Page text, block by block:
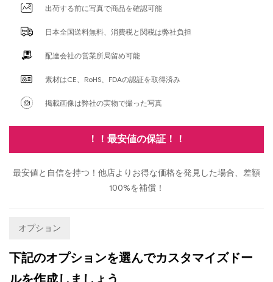
出荷する前に写真で商品を確認可能
日本全国送料無料、消費税と関税は弊社負担
配達会社の営業所局留め可能
素材はCE、RoHS、FDAの認証を取得済み
掲載画像は弊社の実物で撮った写真
！！最安値の保証！！
最安値と自信を持つ！他店よりお得な価格を発見した場合、差額
100%を補償！
オプション
下記のオプションを選んでカスタマイズドー